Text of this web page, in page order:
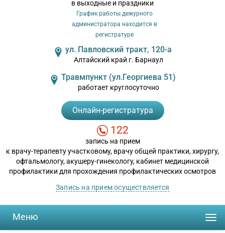
в выходные и праздники
График работы дежурного
администратора находится в
регистратуре
ул. Павловский тракт, 120-а
Алтайский край г. Барнаул
Травмпункт (ул.Георгиева 51)
работает круглосуточно
Онлайн-регистратура
122
запись на прием
к врачу-терапевту участковому, врачу общей практики, хирургу,
офтальмологу, акушеру-гинекологу, кабинет медицинской
профилактики для прохождения профилактических осмотров
Запись на прием осуществляется
Меню